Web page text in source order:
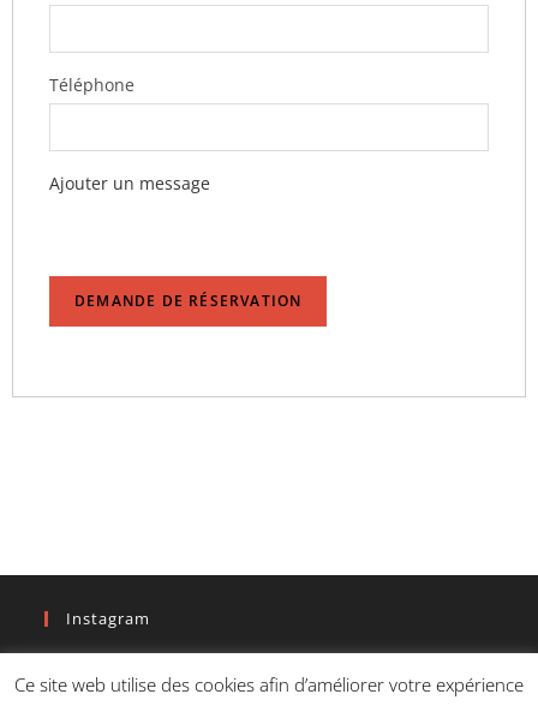
Téléphone
Ajouter un message
DEMANDE DE RÉSERVATION
Instagram
Ce site web utilise des cookies afin d’améliorer votre expérience